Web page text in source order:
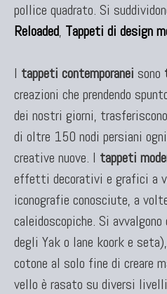
pollice quadrato. Si
Reloaded, Tappeti di design
I tappeti contemporanei sono
creazioni che prendendo
dei nostri giorni,
di oltre 150 nodi persiani
creative nuove. I tappeti
effetti decorativi e grafici a
iconografie conosciute, a
caleidoscopiche. Si
degli Yak o lane koork e
cotone al solo fine di creare
vello è rasato su diversi